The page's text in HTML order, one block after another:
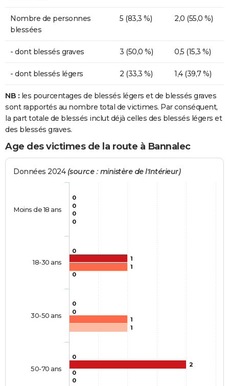
Nombre de personnes
blessées
5 (83,3 %) 2,0 (55,0 %)
- dont blessés graves 3 (50,0 %) 0,5 (15,3 %)
- dont blessés légers 2 (33,3 %) 1,4 (39,7 %)
NB : les pourcentages de blessés légers et de blessés graves
sont rapportés au nombre total de victimes. Par conséquent,
la part totale de blessés inclut déjà celles des blessés légers et
des blessés graves.
Age des victimes de la route à Bannalec
Données 2024 (source : ministère de l'Intérieur)
0
0
0
0
0
1
0
2
0
1
1
0
0
0
1
0
Moins de 18 ans
18-30 ans
30-50 ans
50-70 ans